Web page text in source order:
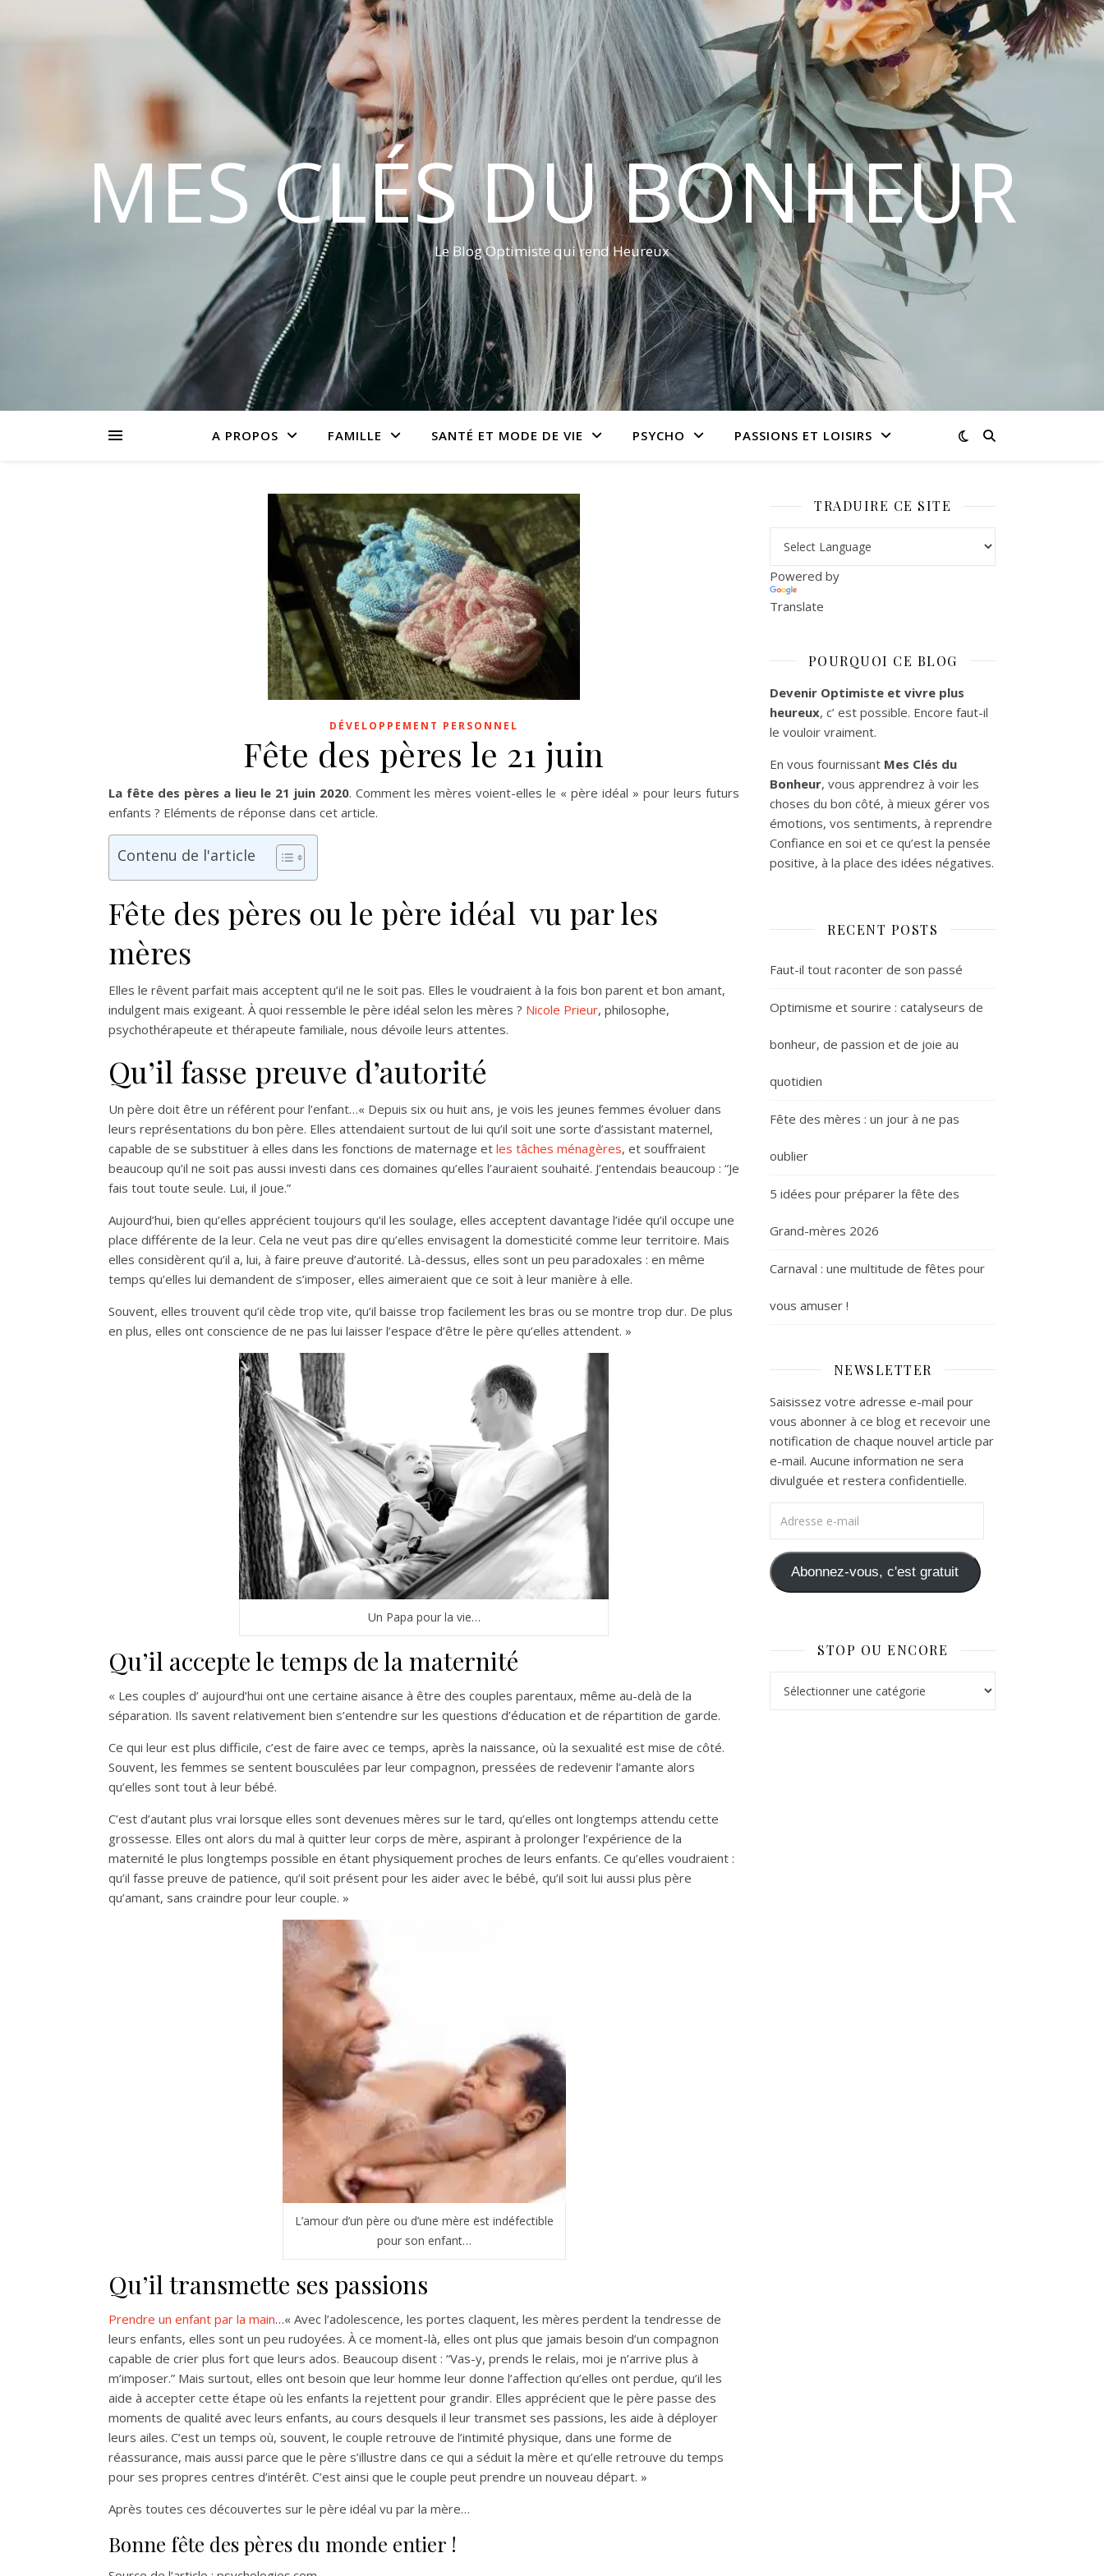
MES CLÉS DU BONHEUR
Le Blog Optimiste qui rend Heureux
A PROPOS FAMILLE SANTÉ ET MODE DE VIE PSYCHO PASSIONS ET LOISIRS
DÉVELOPPEMENT PERSONNEL
Fête des pères le 21 juin
La fête des pères a lieu le 21 juin 2020. Comment les mères voient-elles le « père idéal » pour leurs futurs
enfants ? Eléments de réponse dans cet article.
Contenu de l'article
Fête des pères ou le père idéal vu par les
mères
Elles le rêvent parfait mais acceptent qu’il ne le soit pas. Elles le voudraient à la fois bon parent et bon amant,
indulgent mais exigeant. À quoi ressemble le père idéal selon les mères ? Nicole Prieur, philosophe,
psychothérapeute et thérapeute familiale, nous dévoile leurs attentes.
Qu’il fasse preuve d’autorité
Un père doit être un référent pour l’enfant…« Depuis six ou huit ans, je vois les jeunes femmes évoluer dans
leurs représentations du bon père. Elles attendaient surtout de lui qu’il soit une sorte d’assistant maternel,
capable de se substituer à elles dans les fonctions de maternage et les tâches ménagères, et souffraient
beaucoup qu’il ne soit pas aussi investi dans ces domaines qu’elles l’auraient souhaité. J’entendais beaucoup : “Je
fais tout toute seule. Lui, il joue.”
Aujourd’hui, bien qu’elles apprécient toujours qu’il les soulage, elles acceptent davantage l’idée qu’il occupe une
place différente de la leur. Cela ne veut pas dire qu’elles envisagent la domesticité comme leur territoire. Mais
elles considèrent qu’il a, lui, à faire preuve d’autorité. Là-dessus, elles sont un peu paradoxales : en même
temps qu’elles lui demandent de s’imposer, elles aimeraient que ce soit à leur manière à elle.
Souvent, elles trouvent qu’il cède trop vite, qu’il baisse trop facilement les bras ou se montre trop dur. De plus
en plus, elles ont conscience de ne pas lui laisser l’espace d’être le père qu’elles attendent. »
Un Papa pour la vie…
Qu’il accepte le temps de la maternité
« Les couples d’ aujourd’hui ont une certaine aisance à être des couples parentaux, même au-delà de la
séparation. Ils savent relativement bien s’entendre sur les questions d’éducation et de répartition de garde.
Ce qui leur est plus difficile, c’est de faire avec ce temps, après la naissance, où la sexualité est mise de côté.
Souvent, les femmes se sentent bousculées par leur compagnon, pressées de redevenir l’amante alors
qu’elles sont tout à leur bébé.
C’est d’autant plus vrai lorsque elles sont devenues mères sur le tard, qu’elles ont longtemps attendu cette
grossesse. Elles ont alors du mal à quitter leur corps de mère, aspirant à prolonger l’expérience de la
maternité le plus longtemps possible en étant physiquement proches de leurs enfants. Ce qu’elles voudraient :
qu’il fasse preuve de patience, qu’il soit présent pour les aider avec le bébé, qu’il soit lui aussi plus père
qu’amant, sans craindre pour leur couple. »
L’amour d’un père ou d’une mère est indéfectible
pour son enfant…
Qu’il transmette ses passions
Prendre un enfant par la main…« Avec l’adolescence, les portes claquent, les mères perdent la tendresse de
leurs enfants, elles sont un peu rudoyées. À ce moment-là, elles ont plus que jamais besoin d’un compagnon
capable de crier plus fort que leurs ados. Beaucoup disent : “Vas-y, prends le relais, moi je n’arrive plus à
m’imposer.” Mais surtout, elles ont besoin que leur homme leur donne l’affection qu’elles ont perdue, qu’il les
aide à accepter cette étape où les enfants la rejettent pour grandir. Elles apprécient que le père passe des
moments de qualité avec leurs enfants, au cours desquels il leur transmet ses passions, les aide à déployer
leurs ailes. C’est un temps où, souvent, le couple retrouve de l’intimité physique, dans une forme de
réassurance, mais aussi parce que le père s’illustre dans ce qui a séduit la mère et qu’elle retrouve du temps
pour ses propres centres d’intérêt. C’est ainsi que le couple peut prendre un nouveau départ. »
Après toutes ces découvertes sur le père idéal vu par la mère…
Bonne fête des pères du monde entier !
TRADUIRE CE SITE
Powered by
Translate
POURQUOI CE BLOG
Devenir Optimiste et vivre plus
heureux, c’ est possible. Encore faut-il
le vouloir vraiment.
En vous fournissant Mes Clés du
Bonheur, vous apprendrez à voir les
choses du bon côté, à mieux gérer vos
émotions, vos sentiments, à reprendre
Confiance en soi et ce qu’est la pensée
positive, à la place des idées négatives.
RECENT POSTS
Faut-il tout raconter de son passé
Optimisme et sourire : catalyseurs de
bonheur, de passion et de joie au
quotidien
Fête des mères : un jour à ne pas
oublier
5 idées pour préparer la fête des
Grand-mères 2026
Carnaval : une multitude de fêtes pour
vous amuser !
NEWSLETTER
Saisissez votre adresse e-mail pour
vous abonner à ce blog et recevoir une
notification de chaque nouvel article par
e-mail. Aucune information ne sera
divulguée et restera confidentielle.
Abonnez-vous, c'est gratuit
STOP OU ENCORE